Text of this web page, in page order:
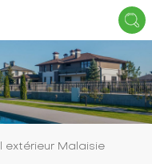
extérieur Malaisie